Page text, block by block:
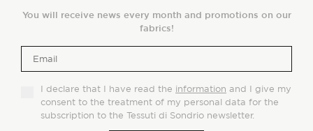
You will receive news every month and promotions on our
fabrics!
I declare that I have read the information and I give my
consent to the treatment of my personal data for the
subscription to the Tessuti di Sondrio newsletter.